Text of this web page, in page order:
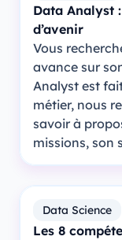
Data Analyst
d’avenir
Vous
avance sur
Analyst est
métier, nous
savoir à
missions, son
Data Science
Les 8